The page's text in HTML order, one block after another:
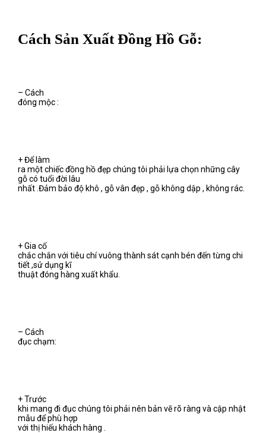
Cách Sản Xuất Đồng Hồ Gỗ:
– Cách
đóng mộc :
+ Để làm
ra một chiếc đồng hồ đẹp chúng tôi phải lựa chọn những cây
gỗ có tuổi đời lâu
nhất .Đảm bảo độ khô , gỗ vân đẹp , gỗ không dập , không rác.
+ Gia cố
chắc chắn với tiêu chí vuông thành sát cạnh bén đến từng chi
tiết ,sử dụng kĩ
thuật đóng hàng xuất khẩu.
– Cách
đục chạm:
+ Trước
khi mang đi đục chúng tôi phải nên bản vẽ rõ ràng và cập nhật
mẫu để phù hợp
với thị hiếu khách hàng .